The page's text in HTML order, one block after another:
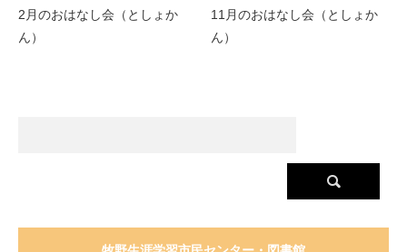
2月のおはなし会（としょか
ん）
11月のおはなし会（としょか
ん）